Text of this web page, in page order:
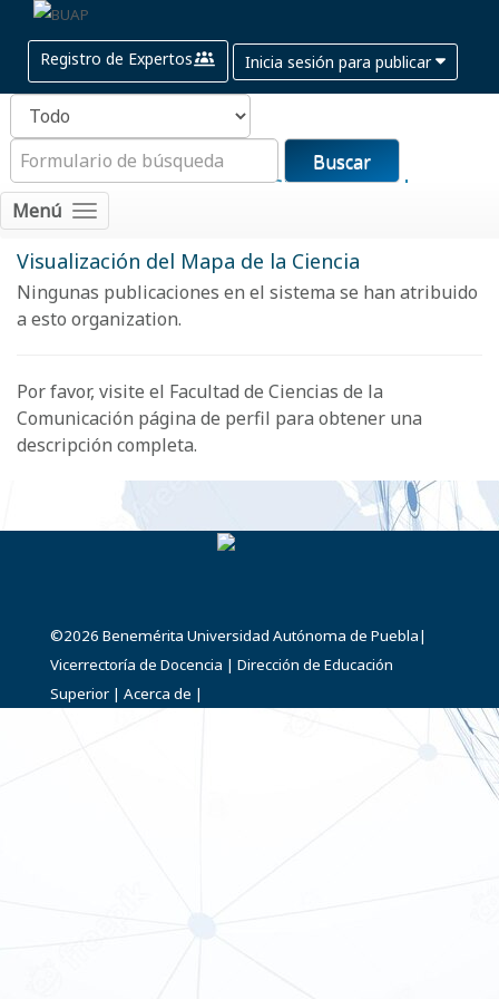
Registro de Expertos Inicia sesión para publicar
Buscar
Menú
Facultad de Ciencias de la
Visualización del Mapa de la Ciencia
Ningunas publicaciones en el sistema se han atribuido
a esto organization.
Por favor, visite el Facultad de Ciencias de la
Comunicación página de perfil para obtener una
descripción completa.
©2026 Benemérita Universidad Autónoma de Puebla|
Vicerrectoría de Docencia | Dirección de Educación
Superior | Acerca de |